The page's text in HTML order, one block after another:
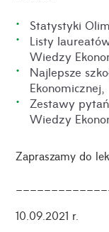
Statystyki
Listy
Wiedzy
Najlepsze
Ekonomicznej,
Zestawy
Wiedzy
Zapraszamy do
10.09.2021 r.